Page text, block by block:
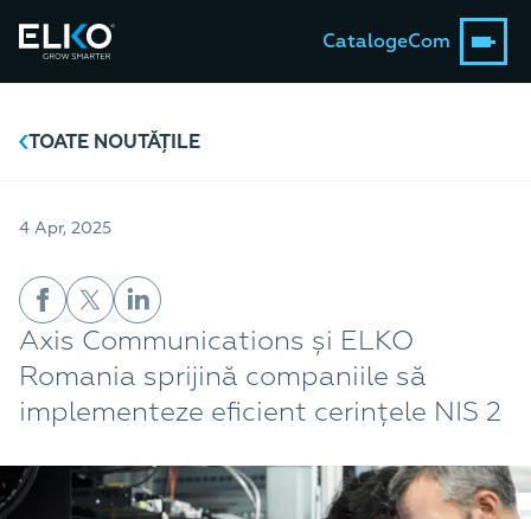
CatalogeCom
TOATE NOUTĂȚILE
4 Apr, 2025
Axis Communications și ELKO
Romania sprijină companiile să
implementeze eficient cerințele NIS 2